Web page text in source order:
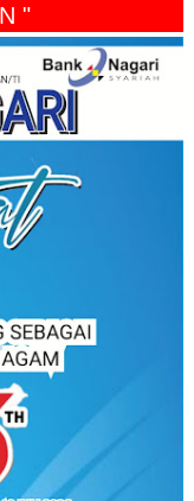
" IKLAN "